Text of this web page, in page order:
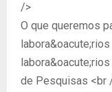
/>
O que queremos
de Pesquisas <br